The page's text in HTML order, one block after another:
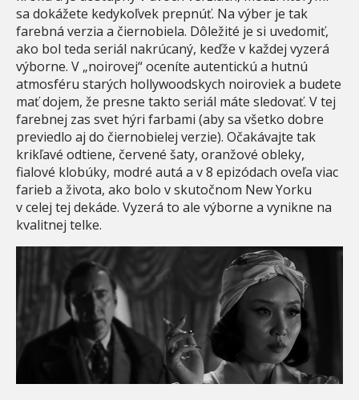
sa dokážete kedykoľvek prepnúť. Na výber je tak
farebná verzia a čiernobiela. Dôležité je si uvedomiť,
ako bol teda seriál nakrúcaný, keďže v každej vyzerá
výborne. V „noirovej“ oceníte autentickú a hutnú
atmosféru starých hollywoodskych noiroviek a budete
mať dojem, že presne takto seriál máte sledovať. V tej
farebnej zas svet hýri farbami (aby sa všetko dobre
previedlo aj do čiernobielej verzie). Očakávajte tak
krikľavé odtiene, červené šaty, oranžové obleky,
fialové klobúky, modré autá a v 8 epizódach oveľa viac
farieb a života, ako bolo v skutočnom New Yorku
v celej tej dekáde. Vyzerá to ale výborne a vynikne na
kvalitnej telke.